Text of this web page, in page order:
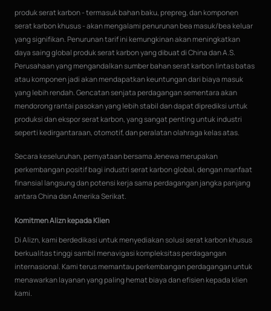
produk serat karbon - termasuk bahan baku, prepreg, dan komponen
serat karbon khusus - akan mengalami penurunan bea masuk/bea keluar
yang signifikan. Penurunan tarif ini kemungkinan akan meningkatkan
daya saing global produk serat karbon yang dibuat di China dan A.S.
Perusahaan yang mengandalkan sumber bahan serat karbon lintas batas
atau komponen jadi akan mendapatkan keuntungan dari biaya masuk
yang lebih rendah. Gencatan senjata perdagangan sementara akan
mendorong rantai pasokan yang lebih stabil dan dapat diprediksi untuk
produksi dan ekspor serat karbon, yang sangat penting untuk industri
seperti kedirgantaraan, otomotif, dan peralatan olahraga kelas atas.
Secara keseluruhan, pernyataan bersama Jenewa merupakan
perkembangan positif bagi industri serat karbon global, dengan manfaat
finansial langsung dan potensi kerja sama perdagangan jangka panjang
antara China dan Amerika Serikat.
Komitmen Alizn kepada Klien
Di Alizn, kami berdedikasi untuk menyediakan solusi serat karbon khusus
berkualitas tinggi sambil menavigasi kompleksitas perdagangan
internasional. Kami terus memantau perkembangan perdagangan untuk
menawarkan layanan yang paling hemat biaya dan efisien kepada klien
kami.